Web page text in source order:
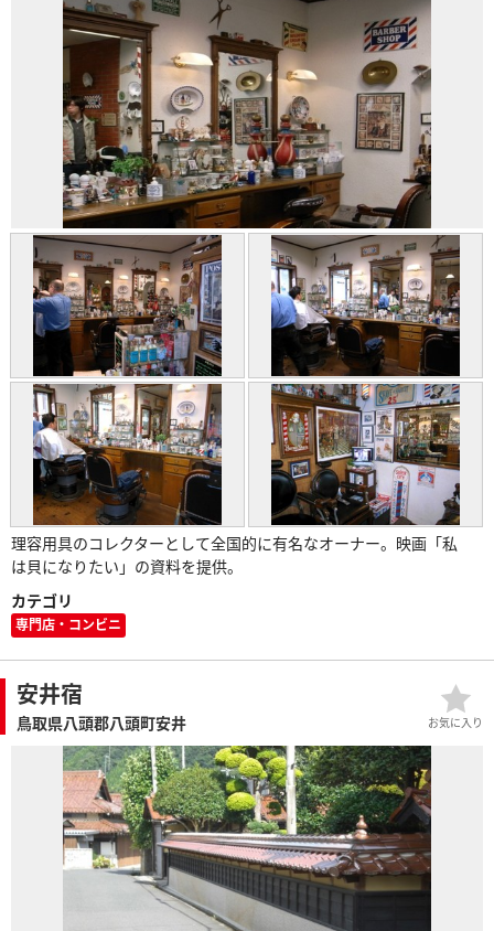
理容用具のコレクターとして全国的に有名なオーナー。映画「私
は貝になりたい」の資料を提供。
カテゴリ
専門店・コンビニ
安井宿
鳥取県八頭郡八頭町安井 お気に入り